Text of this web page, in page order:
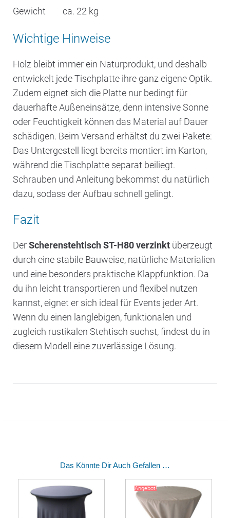
Gewicht
ca. 22 kg
Wichtige Hinweise
Holz bleibt immer ein Naturprodukt, und deshalb
entwickelt jede Tischplatte ihre ganz eigene Optik.
Zudem eignet sich die Platte nur bedingt für
dauerhafte Außeneinsätze, denn intensive Sonne
oder Feuchtigkeit können das Material auf Dauer
schädigen. Beim Versand erhältst du zwei Pakete:
Das Untergestell liegt bereits montiert im Karton,
während die Tischplatte separat beiliegt.
Schrauben und Anleitung bekommst du natürlich
dazu, sodass der Aufbau schnell gelingt.
Fazit
DerScherenstehtisch ST-H80 verzinkt überzeugt
durch eine stabile Bauweise, natürliche Materialien
und eine besonders praktische Klappfunktion. Da
du ihn leicht transportieren und flexibel nutzen
kannst, eignet er sich ideal für Events jeder Art.
Wenn du einen langlebigen, funktionalen und
zugleich rustikalen Stehtisch suchst, findest du in
diesem Modell eine zuverlässige Lösung.
Das Könnte Dir Auch Gefallen …
Angebot!